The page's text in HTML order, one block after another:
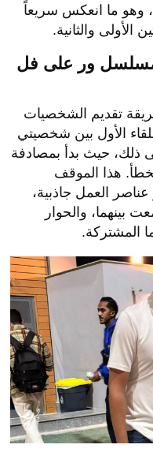
وهو ما انعكس سريعاً
والثانية.
مسلسل ور على فل
تقديم الشخصيات
الأول بين شخصيتي
ذلك، حيث بدأ بمصادفة
هذا الموقف
العمل جاذبية،
بينهما، والحوار
المشتركة.